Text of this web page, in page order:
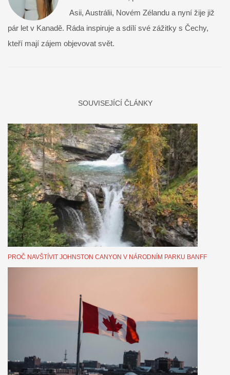
Asii, Austrálii, Novém Zélandu a nyní žije již
pár let v Kanadě. Ráda inspiruje a sdílí své zážitky s Čechy,
kteří mají zájem objevovat svět.
SOUVISEJÍCÍ ČLÁNKY
PROČ NAVŠTÍVIT JOHNSTON CANYON V NÁRODNÍM PARKU BANFF